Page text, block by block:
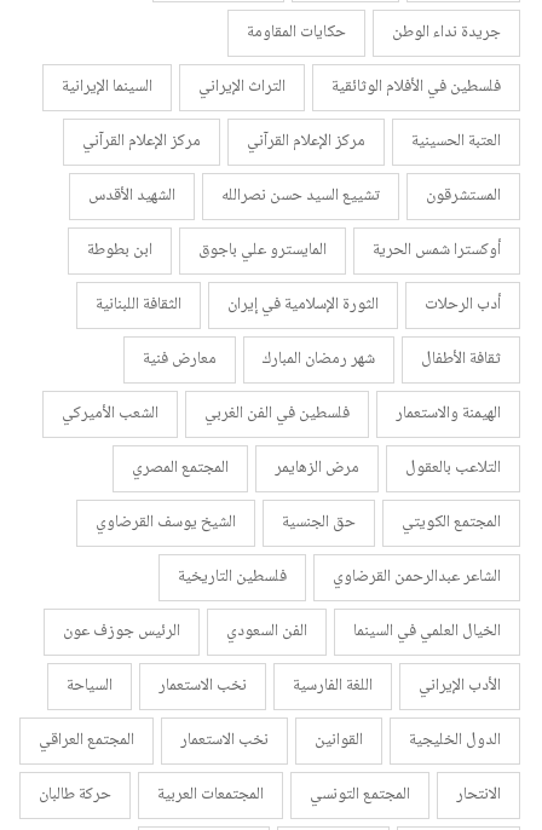
جريدة نداء الوطن
حكايات المقاومة
فلسطين في الأفلام الوثائقية
التراث الإيراني
السينما الإيرانية
العتبة الحسينية
مركز الإعلام القرآني
مركز الإعلام القرآني
المستشرقون
تشييع السيد حسن نصرالله
الشهيد الأقدس
أوكسترا شمس الحرية
المايسترو علي باجوق
ابن بطوطة
أدب الرحلات
الثورة الإسلامية في إيران
الثقافة اللبنانية
ثقافة الأطفال
شهر رمضان المبارك
معارض فنية
الهيمنة والاستعمار
فلسطين في الفن الغربي
الشعب الأميركي
التلاعب بالعقول
مرض الزهايمر
المجتمع المصري
المجتمع الكويتي
حق الجنسية
الشيخ يوسف القرضاوي
الشاعر عبدالرحمن القرضاوي
فلسطين التاريخية
الخيال العلمي في السينما
الفن السعودي
الرئيس جوزف عون
الأدب الإيراني
اللغة الفارسية نخب الاستعمار
السياحة
الدول الخليجية
القوانين نخب الاستعمار
المجتمع العراقي
الانتحار
المجتمع التونسي المجتمعات العربية حركة طالبان